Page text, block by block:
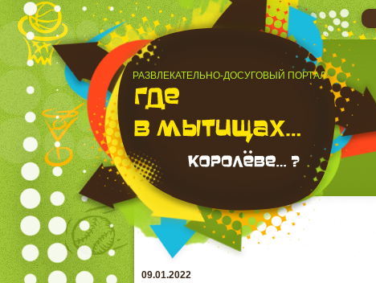
РАЗВЛЕКАТЕЛЬНО-ДОСУГОВЫЙ ПОРТАЛ
09.01.2022